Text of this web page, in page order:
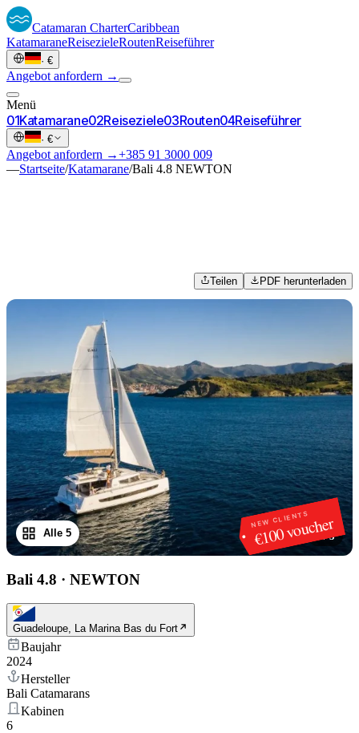
Catamaran CharterCaribbean
KatamaraneReisezieleRoutenReiseführer
· €
Angebot anfordern →
Menü
01Katamarane02Reiseziele03Routen04Reiseführer
· €
Angebot anfordern →+385 91 3000 009
—Startseite/Katamarane/Bali 4.8 NEWTON
Teilen PDF herunterladen
NEW CLIENTS
€100 voucher
1 /5
Alle 5
Bali 4.8 · NEWTON
Guadeloupe, La Marina Bas du Fort
Baujahr
2024
Hersteller
Bali Catamarans
Kabinen
6